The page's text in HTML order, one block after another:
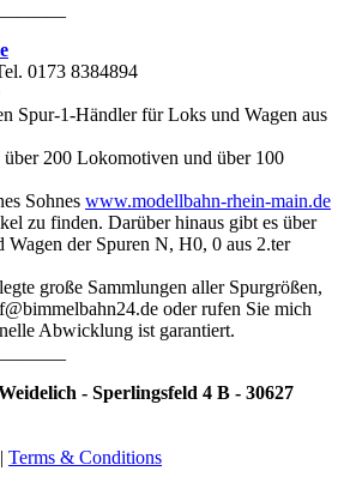
0173 8384894
Spur-1-Händler für Loks und Wagen aus
200 Lokomotiven und über 100
Sohnes www.modellbahn-rhein-main.de
zu finden. Darüber hinaus gibt es über
Wagen der Spuren N, H0, 0 aus 2.ter
große Sammlungen aller Spurgrößen,
oder rufen Sie mich
Abwicklung ist garantiert.
- Sperlingsfeld 4 B - 30627
| Terms & Conditions